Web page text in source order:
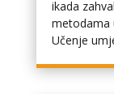
ikada
metodama
Učenje